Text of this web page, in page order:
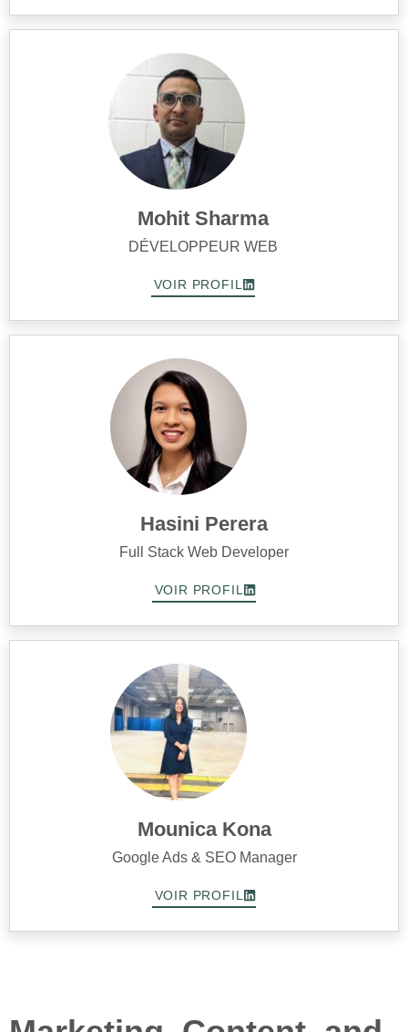
Mohit Sharma
DÉVELOPPEUR WEB
VOIR PROFIL
Hasini Perera
Full Stack Web Developer
VOIR PROFIL
Mounica Kona
Google Ads & SEO Manager
VOIR PROFIL